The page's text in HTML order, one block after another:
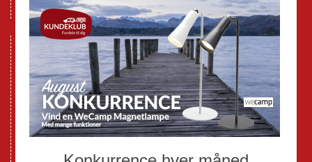
GPDR - Optagelse af foto og video
Nye Campingvogne
Nye Autocampere og Vans
Brugte Campingvogne
Brugte Autocampere og Vans
Webshop